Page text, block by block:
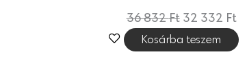
36 832Ft w
a
32 332 Fts
:
Kosárba teszem